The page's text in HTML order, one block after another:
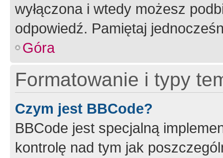
wyłączona i wtedy możesz
odpowiedź. Pamiętaj
Góra
Formatowanie i typy
Czym jest BBCode?
BBCode jest specjalną
kontrolę nad tym jak